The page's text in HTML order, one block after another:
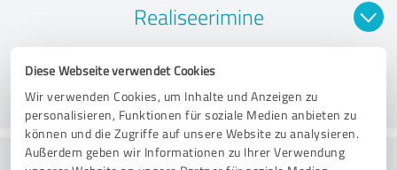
Diese Webseite verwendet Cookies
Wir verwenden Cookies, um Inhalte und Anzeigen zu
personalisieren, Funktionen für soziale Medien anbieten zu
können und die Zugriffe auf unsere Website zu analysieren.
Außerdem geben wir Informationen zu Ihrer Verwendung
Realiseerimine
Konsultatsioon